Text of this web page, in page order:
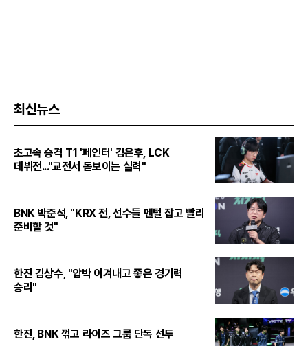
최신뉴스
초고속 승격 T1 '페인터' 김은후, LCK
데뷔전..."교전서 돋보이는 실력"
BNK 박준석, "KRX 전, 선수들 멘털 잡고 빨리
준비할 것"
한진 김상수, "압박 이겨내고 좋은 경기력
승리"
한진, BNK 꺾고 라이즈 그룹 단독 선두